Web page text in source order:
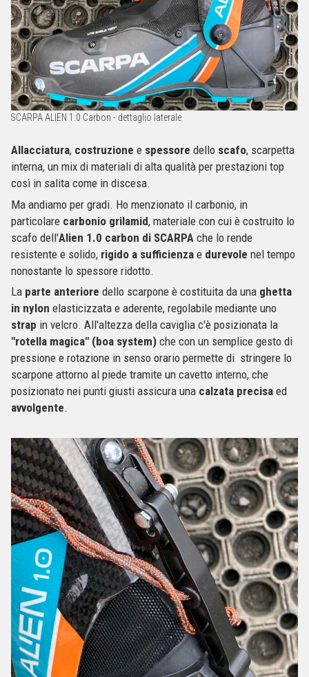
SCARPA ALIEN 1.0 Carbon - dettaglio laterale
Allacciatura, costruzione e spessore dello scafo, scarpetta
interna, un mix di materiali di alta qualità per prestazioni top
così in salita come in discesa.
Ma andiamo per gradi. Ho menzionato il carbonio, in
particolare carbonio grilamid, materiale con cui è costruito lo
scafo dell'Alien 1.0 carbon di SCARPA che lo rende
resistente e solido, rigido a sufficienza e durevole nel tempo
nonostante lo spessore ridotto.
La parte anteriore dello scarpone è costituita da una ghetta
in nylon elasticizzata e aderente, regolabile mediante uno
strap in velcro. All'altezza della caviglia c'è posizionata la
"rotella magica" (boa system) che con un semplice gesto di
pressione e rotazione in senso orario permette di stringere lo
scarpone attorno al piede tramite un cavetto interno, che
posizionato nei punti giusti assicura una calzata precisa ed
avvolgente.